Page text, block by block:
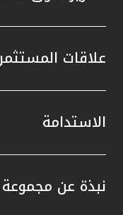
علاقات
الاستدامة
نبذة عن